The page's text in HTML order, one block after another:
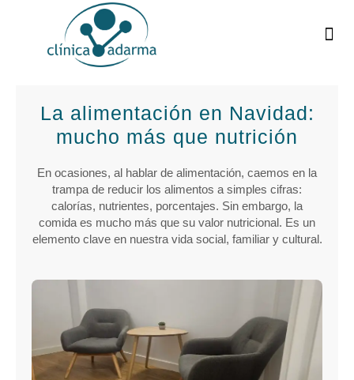
La alimentación en Navidad:
mucho más que nutrición
En ocasiones, al hablar de alimentación, caemos en la
trampa de reducir los alimentos a simples cifras:
calorías, nutrientes, porcentajes. Sin embargo, la
comida es mucho más que su valor nutricional. Es un
elemento clave en nuestra vida social, familiar y cultural.